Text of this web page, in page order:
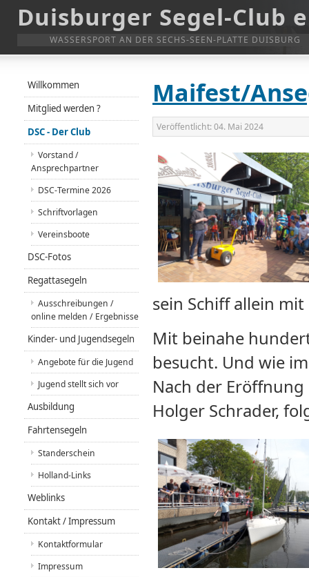
Duisburger Segel-Club
WASSERSPORT AN DER SECHS-SEEN-PLATTE DUISBURG
Maifest/
Veröffentlicht: 04. Mai 2024
sein Schiff allein
Mit beinahe
besucht. Und wie
Nach der Eröffnung
Holger Schrader,
Willkommen
Mitglied werden ?
DSC - Der Club
Vorstand /
Ansprechpartner
DSC-Termine 2026
Schriftvorlagen
Vereinsboote
DSC-Fotos
Regattasegeln
Ausschreibungen /
online melden / Ergebnisse
Kinder- und Jugendsegeln
Angebote für die Jugend
Jugend stellt sich vor
Ausbildung
Fahrtensegeln
Standerschein
Holland-Links
Weblinks
Kontakt / Impressum
Kontaktformular
Impressum